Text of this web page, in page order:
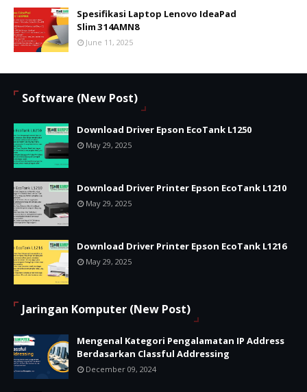
Spesifikasi Laptop Lenovo IdeaPad
Slim 3 14AMN8
June 11, 2025
Software (New Post)
Download Driver Epson EcoTank L1250
May 29, 2025
Download Driver Printer Epson EcoTank L1210
May 29, 2025
Download Driver Printer Epson EcoTank L1216
May 29, 2025
Jaringan Komputer (New Post)
Mengenal Kategori Pengalamatan IP Address
Berdasarkan Classful Addressing
December 09, 2024